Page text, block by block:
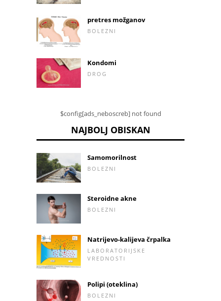
pretres možganov
BOLEZNI
Kondomi
DROG
$config[ads_neboscreb] not found
NAJBOLJ OBISKAN
Samomorilnost
BOLEZNI
Steroidne akne
BOLEZNI
Natrijevo-kalijeva črpalka
LABORATORIJSKE
VREDNOSTI
Polipi (oteklina)
BOLEZNI